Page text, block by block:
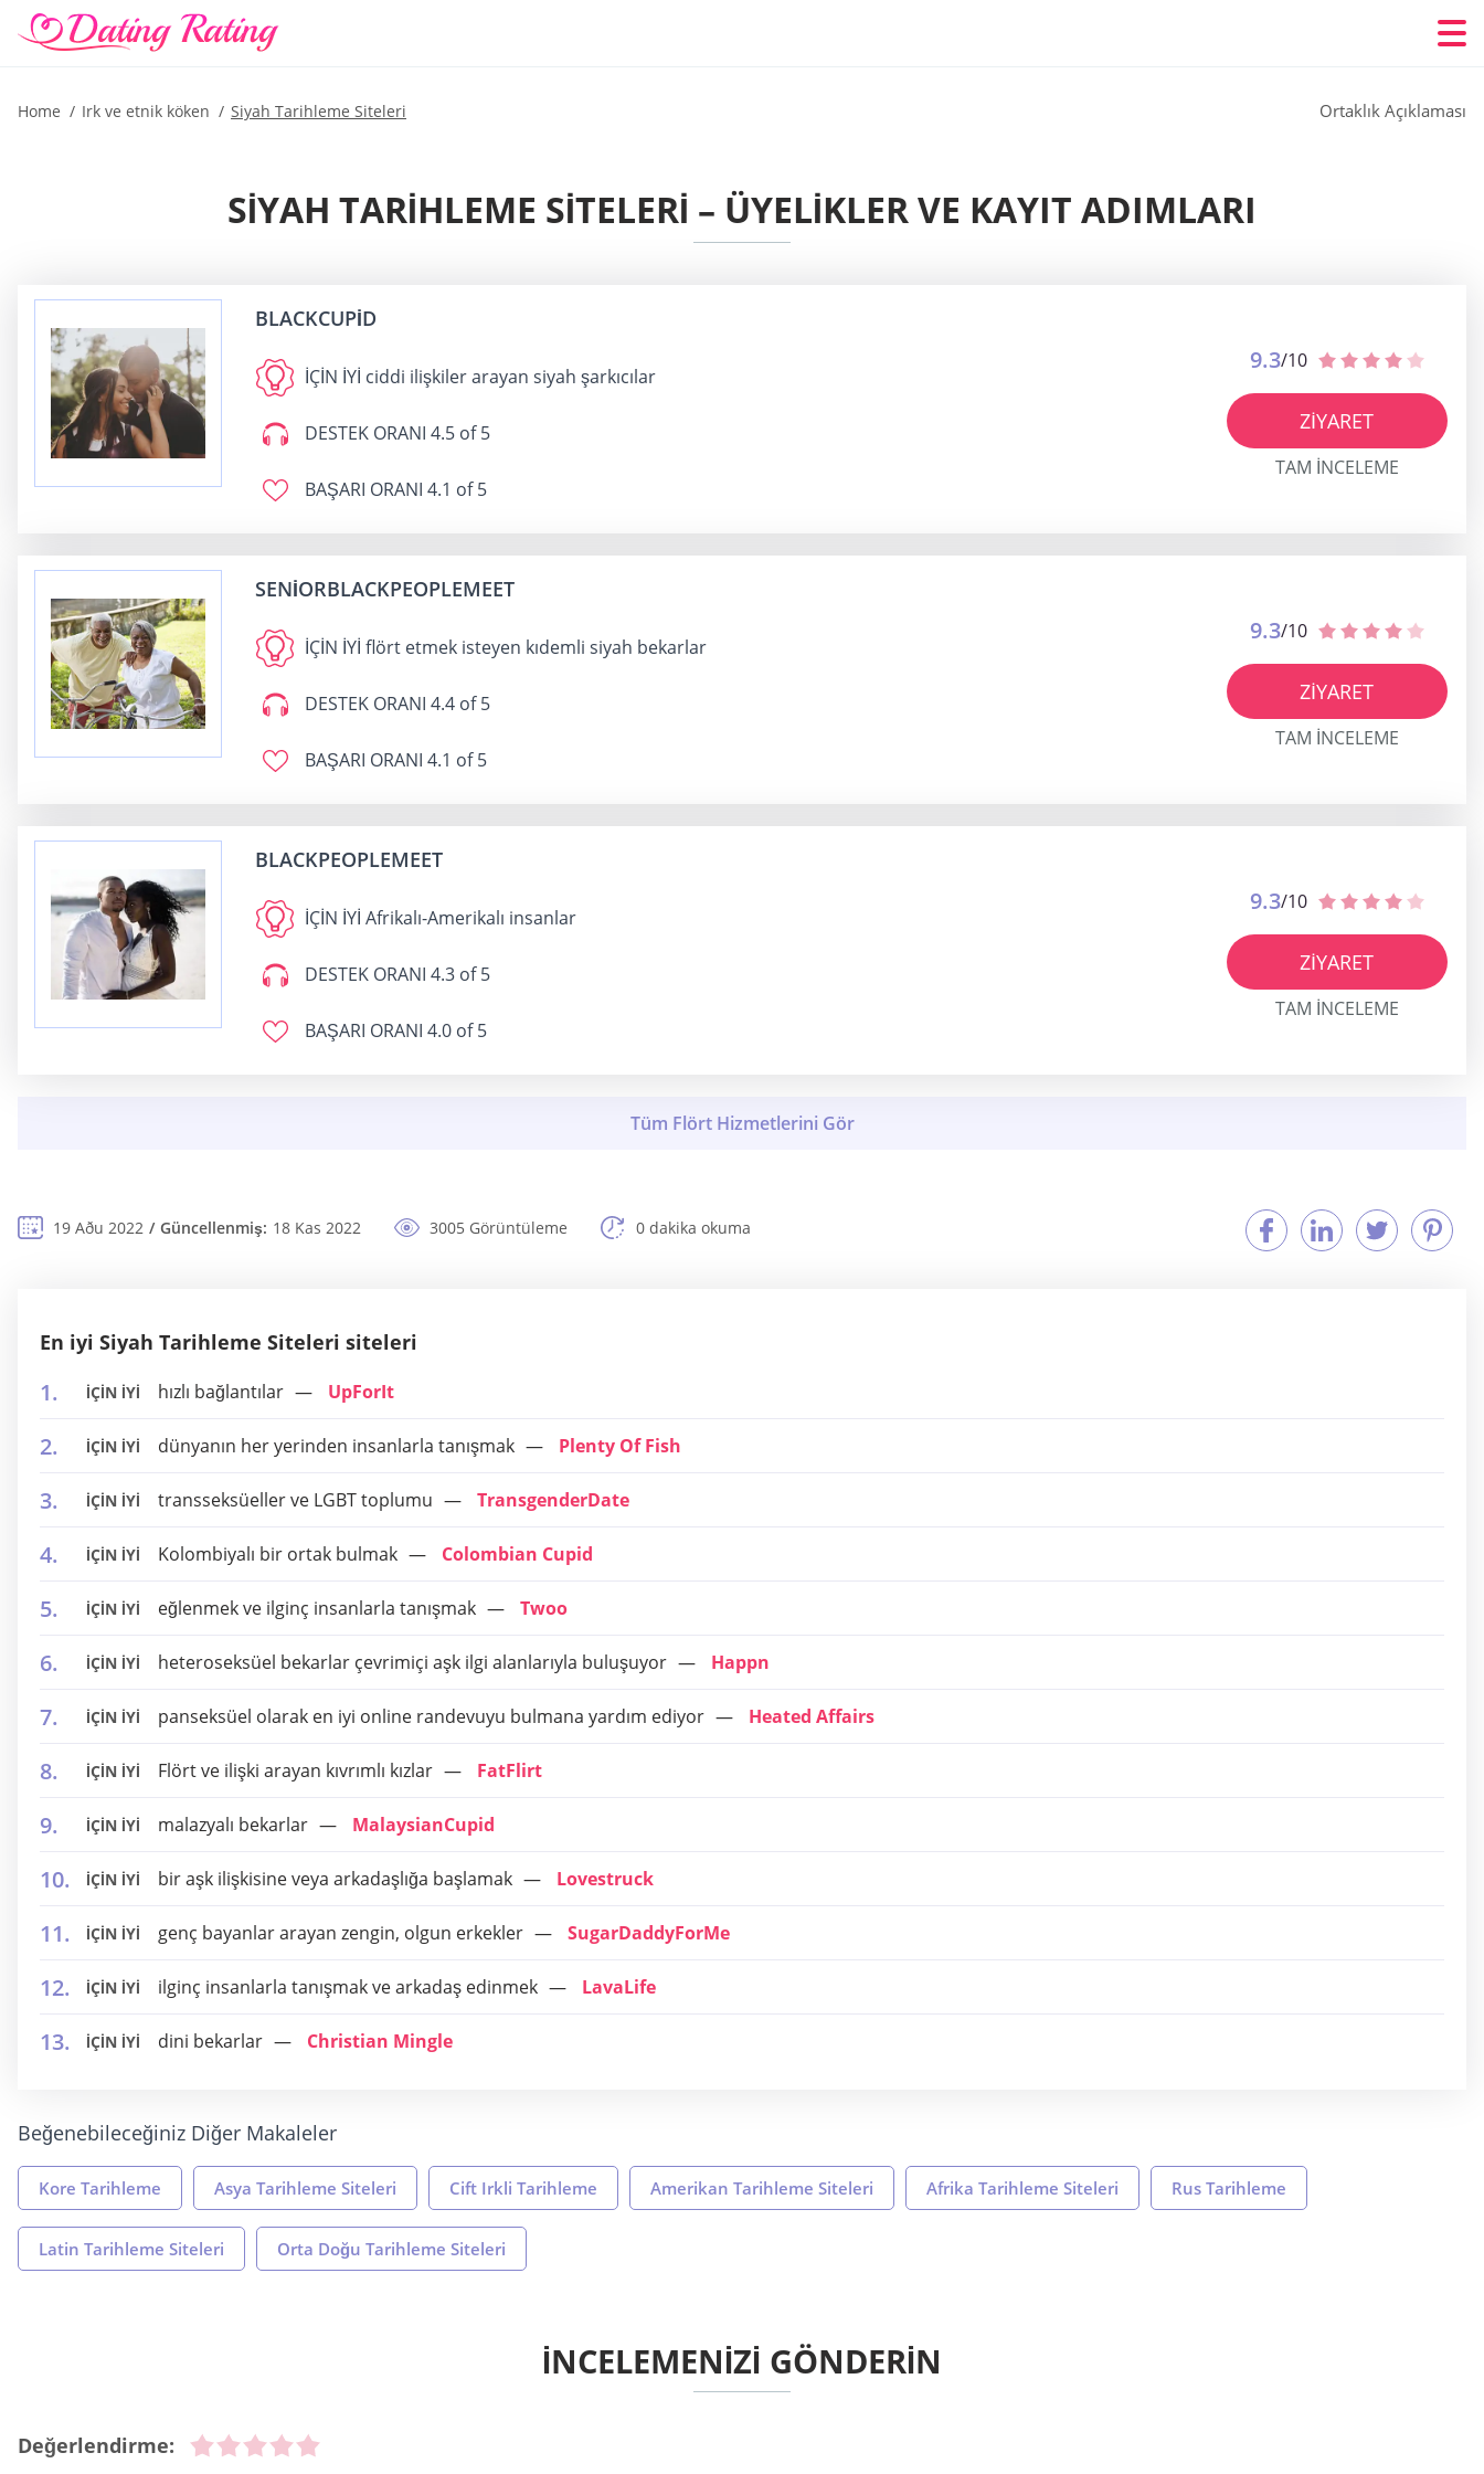
Home Irk ve etnik köken Siyah Tarihleme Siteleri Ortaklık Açıklaması
SIYAH TARIHLEME SITELERI – ÜYELIKLER VE KAYIT ADIMLARI
BLACKCUPID
İÇİN İYİ ciddi ilişkiler arayan siyah şarkıcılar
DESTEK ORANI 4.5 of 5
BAŞARI ORANI 4.1 of 5
9.3/10
ZIYARET
TAM INCELEME
SENIORBLACKPEOPLEMEET
İÇİN İYİ flört etmek isteyen kıdemli siyah bekarlar
DESTEK ORANI 4.4 of 5
BAŞARI ORANI 4.1 of 5
9.3/10
ZIYARET
TAM INCELEME
BLACKPEOPLEMEET
İÇİN İYİ Afrikalı-Amerikalı insanlar
DESTEK ORANI 4.3 of 5
BAŞARI ORANI 4.0 of 5
9.3/10
ZIYARET
TAM INCELEME
19 Aðu 2022 Güncellenmiş: 18 Kas 2022 3005 Görüntüleme 0 dakika okuma
En iyi Siyah Tarihleme Siteleri siteleri
İÇİN İYİ hızlı bağlantılar UpForIt
İÇİN İYİ dünyanın her yerinden insanlarla tanışmak Plenty Of Fish
İÇİN İYİ transseksüeller ve LGBT toplumu TransgenderDate
İÇİN İYİ Kolombiyalı bir ortak bulmak Colombian Cupid
İÇİN İYİ eğlenmek ve ilginç insanlarla tanışmak Twoo
İÇİN İYİ heteroseksüel bekarlar çevrimiçi aşk ilgi alanlarıyla buluşuyor Happn
İÇİN İYİ panseksüel olarak en iyi online randevuyu bulmana yardım ediyor Heated Affairs
İÇİN İYİ Flört ve ilişki arayan kıvrımlı kızlar FatFlirt
İÇİN İYİ malazyalı bekarlar MalaysianCupid
İÇİN İYİ bir aşk ilişkisine veya arkadaşlığa başlamak Lovestruck
İÇİN İYİ genç bayanlar arayan zengin, olgun erkekler SugarDaddyForMe
İÇİN İYİ ilginç insanlarla tanışmak ve arkadaş edinmek LavaLife
İÇİN İYİ dini bekarlar Christian Mingle
Beğenebileceğiniz Diğer Makaleler
Kore Tarihleme Asya Tarihleme Siteleri Cift Irkli Tarihleme Amerikan Tarihleme Siteleri Afrika Tarihleme Siteleri Rus Tarihleme
Latin Tarihleme Siteleri Orta Doğu Tarihleme Siteleri
İNCELEMENİZİ GÖNDERİN
Değerlendirme: